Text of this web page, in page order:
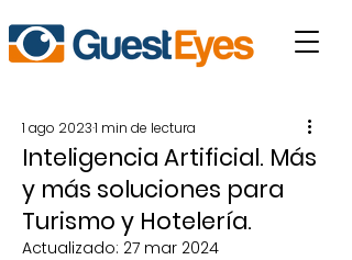
Inteligencia Artificial. Más
y más soluciones para
Turismo y Hotelería.
1 ago 20231 min de lectura
Actualizado: 27 mar 2024